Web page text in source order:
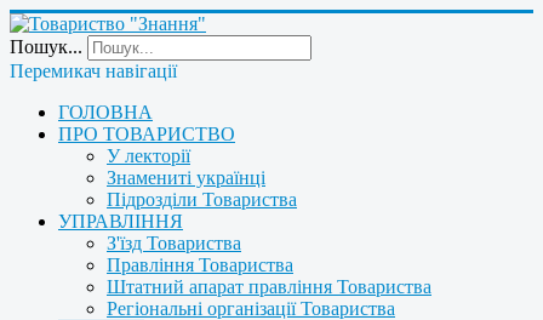
Пошук...
Перемикач навігації
ГОЛОВНА
ПРО ТОВАРИСТВО
У лекторії
Знамениті українці
Підрозділи Товариства
УПРАВЛІННЯ
З'їзд Товариства
Правління Товариства
Штатний апарат правління Товариства
Регіональні організації Товариства